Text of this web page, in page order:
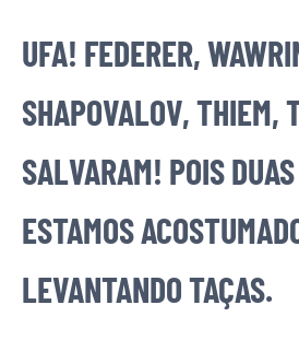
UFA! FEDERER,
SHAPOVALOV, THIEM,
SALVARAM! POIS
ESTAMOS
LEVANTANDO TAÇAS.